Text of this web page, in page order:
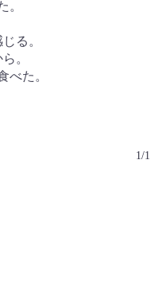
。
る。
。
べた。
1/1